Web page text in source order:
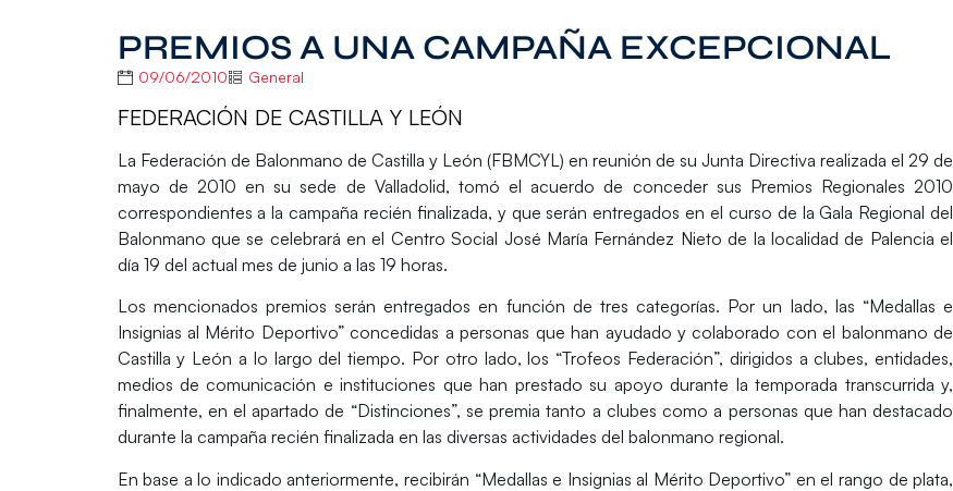
PREMIOS A UNA CAMPAÑA EXCEPCIONAL
09/06/2010 General
FEDERACIÓN DE CASTILLA Y LEÓN
La Federación de Balonmano de Castilla y León (FBMCYL) en reunión de su Junta Directiva realizada el 29 de
mayo de 2010 en su sede de Valladolid, tomó el acuerdo de conceder sus Premios Regionales 2010
correspondientes a la campaña recién finalizada, y que serán entregados en el curso de la Gala Regional del
Balonmano que se celebrará en el Centro Social José María Fernández Nieto de la localidad de Palencia el
día 19 del actual mes de junio a las 19 horas.
Los mencionados premios serán entregados en función de tres categorías. Por un lado, las “Medallas e
Insignias al Mérito Deportivo” concedidas a personas que han ayudado y colaborado con el balonmano de
Castilla y León a lo largo del tiempo. Por otro lado, los “Trofeos Federación”, dirigidos a clubes, entidades,
medios de comunicación e instituciones que han prestado su apoyo durante la temporada transcurrida y,
finalmente, en el apartado de “Distinciones”, se premia tanto a clubes como a personas que han destacado
durante la campaña recién finalizada en las diversas actividades del balonmano regional.
En base a lo indicado anteriormente, recibirán “Medallas e Insignias al Mérito Deportivo” en el rango de plata,